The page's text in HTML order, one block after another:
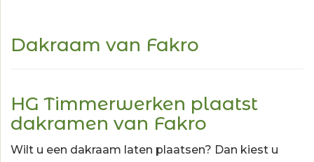
Dakraam van Fakro
HG Timmerwerken plaatst
dakramen van Fakro
Wilt u een dakraam laten plaatsen? Dan kiest u